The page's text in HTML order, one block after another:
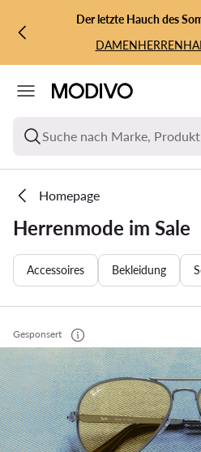
ZUM HAUPTINHALT SPRINGEN
ZUR SUCHEDer letzte Hauch des
DAMENHERREN
Suche nach Marke,
Homepage
Herrenmode im Sale
Accessoires Bekleidung
Gesponsert